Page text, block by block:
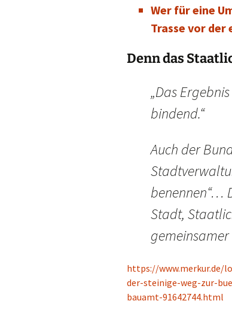
Wer für eine
Trasse vor der
Denn das
„Das
bindend.“
Auch der
benennen“…
Stadt,
gemeinsamer
https://www.merkur.de/
der-steinige-weg-zur-
bauamt-91642744.html